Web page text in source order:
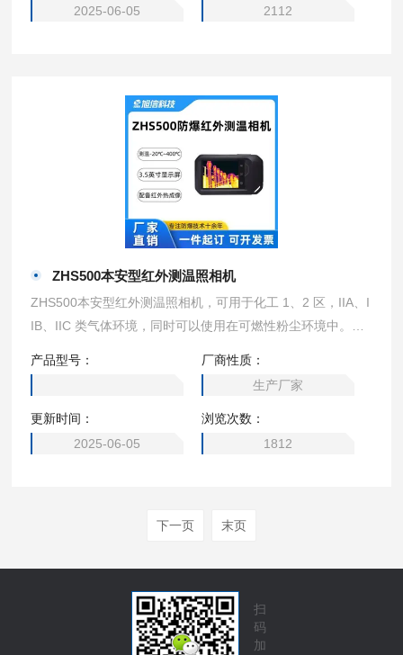
2025-06-05
2112
ZHS500本安型红外测温照相机
ZHS500本安型红外测温照相机，可用于化工 1、2 区，IIA、I
IB、IIC 类气体环境，同时可以使用在可燃性粉尘环境中。可
以红外热图像的形式清楚显示能量损耗、结构缺陷等，具有红
外图像、可见光图像、多波段动态成像功能。
产品型号：
厂商性质：
生产厂家
更新时间：
2025-06-05
浏览次数：
1812
下一页 末页
扫
码
加